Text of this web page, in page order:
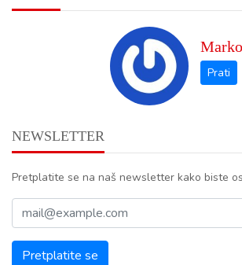
Marko
NEWSLETTER
Pretplatite se na naš newsletter kako biste